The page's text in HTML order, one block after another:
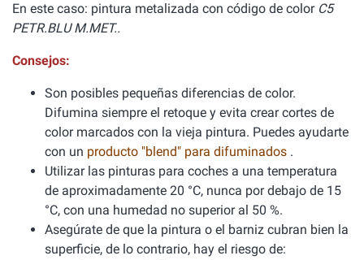
En este caso: pintura metalizada con código de color C5
PETR.BLU M.MET..
Consejos:
Son posibles pequeñas diferencias de color.
Difumina siempre el retoque y evita crear cortes de
color marcados con la vieja pintura. Puedes ayudarte
con un producto "blend" para difuminados .
Utilizar las pinturas para coches a una temperatura
de aproximadamente 20 °C, nunca por debajo de 15
°C, con una humedad no superior al 50 %.
Asegúrate de que la pintura o el barniz cubran bien la
superficie, de lo contrario, hay el riesgo de: